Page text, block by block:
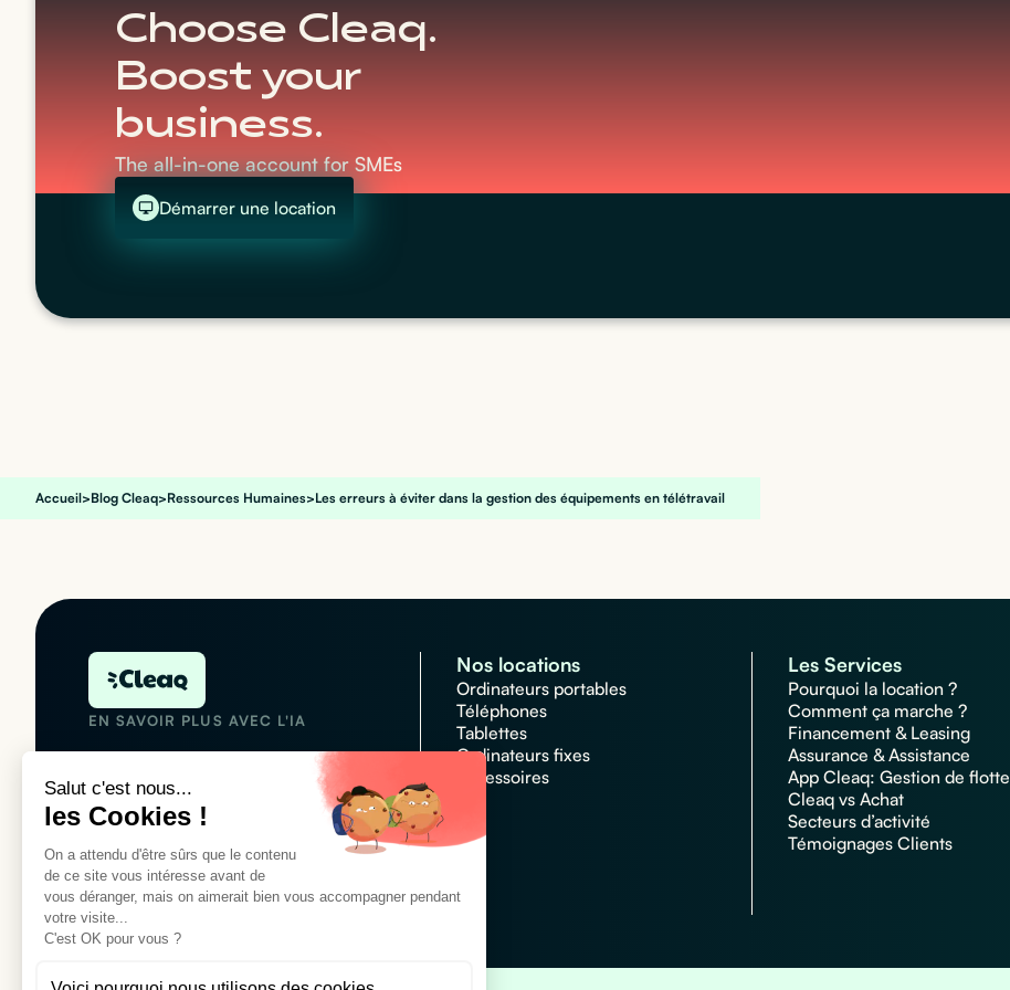
Salut c'est nous...
les Cookies !
On a attendu d'être sûrs que le contenu
de ce site vous intéresse avant de
vous déranger, mais on aimerait bien vous accompagner pendant
votre visite...
C'est OK pour vous ?
Choose Cleaq.
Boost your
business.
The all-in-one account for SMEs
Démarrer une location
Accueil>Blog Cleaq>Ressources Humaines>Les erreurs à éviter dans la gestion des équipements en télétravail
EN SAVOIR PLUS AVEC L'IA
locations informatique
Customer rating : 4,7/5
Nos locations
Ordinateurs portables
Téléphones
Tablettes
Ordinateurs fixes
Accessoires
Les Services
Pourquoi la location ?
Comment ça marche ?
Financement & Leasing
Assurance & Assistance
App Cleaq: Gestion de flotte
Cleaq vs Achat
Secteurs d’activité
Témoignages Clients